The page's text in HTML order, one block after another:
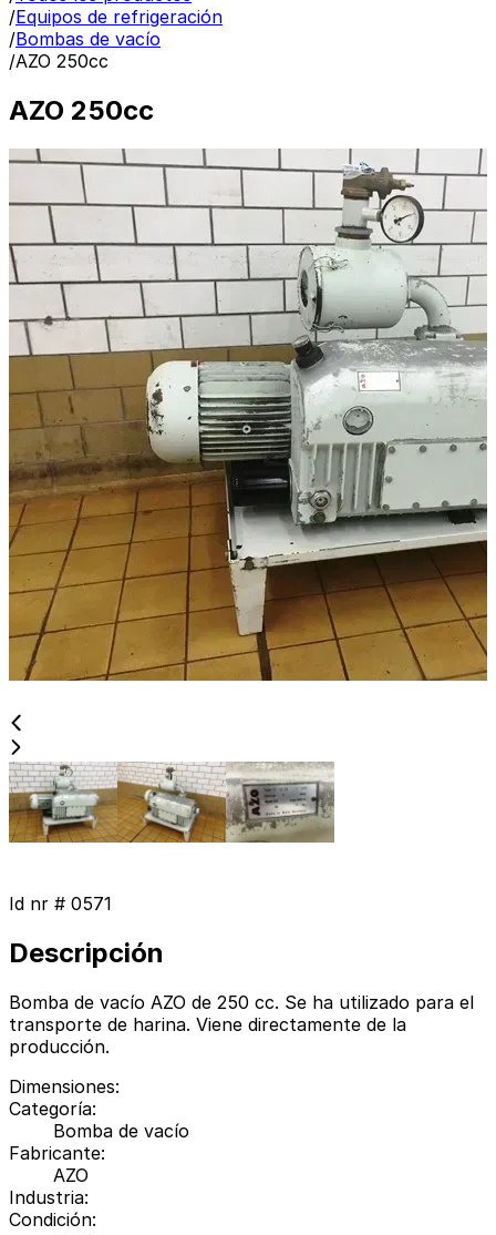
/Equipos de refrigeración
/Bombas de vacío
/AZO 250cc
AZO 250cc
Id nr # 0571
Descripción
Bomba de vacío AZO de 250 cc. Se ha utilizado para el
transporte de harina. Viene directamente de la
producción.
Dimensiones:
Categoría:
Bomba de vacío
Fabricante:
AZO
Industria:
Condición: